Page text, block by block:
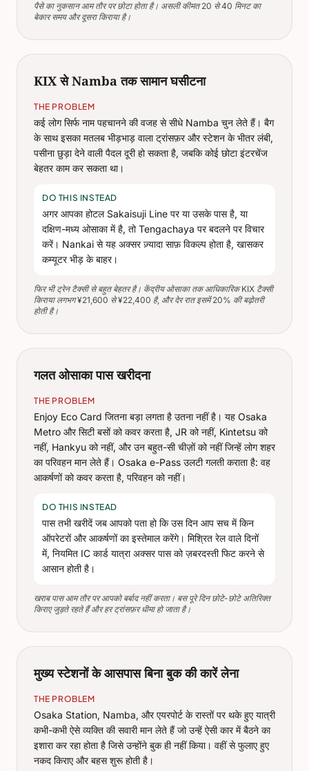
पैसे का नुकसान आम तौर पर छोटा होता है। असली कीमत 20 से 40 मिनट का
बेकार समय और दूसरा किराया है।
KIX से Namba तक सामान घसीटना
THE PROBLEM
कई लोग सिर्फ नाम पहचानने की वजह से सीधे Namba चुन लेते हैं। बैग
के साथ इसका मतलब भीड़भाड़ वाला ट्रांसफ़र और स्टेशन के भीतर लंबी,
पसीना छुड़ा देने वाली पैदल दूरी हो सकता है, जबकि कोई छोटा इंटरचेंज
बेहतर काम कर सकता था।
DO THIS INSTEAD
अगर आपका होटल Sakaisuji Line पर या उसके पास है, या
दक्षिण-मध्य ओसाका में है, तो Tengachaya पर बदलने पर विचार
करें। Nankai से यह अक्सर ज़्यादा साफ़ विकल्प होता है, खासकर
कम्यूटर भीड़ के बाहर।
फिर भी ट्रेन टैक्सी से बहुत बेहतर है। केंद्रीय ओसाका तक आधिकारिक KIX टैक्सी
किराया लगभग ¥21,600 से ¥22,400 है, और देर रात इसमें 20% की बढ़ोतरी
होती है।
गलत ओसाका पास खरीदना
THE PROBLEM
Enjoy Eco Card जितना बड़ा लगता है उतना नहीं है। यह Osaka
Metro और सिटी बसों को कवर करता है, JR को नहीं, Kintetsu को
नहीं, Hankyu को नहीं, और उन बहुत-सी चीज़ों को नहीं जिन्हें लोग शहर
का परिवहन मान लेते हैं। Osaka e-Pass उलटी गलती कराता है: वह
आकर्षणों को कवर करता है, परिवहन को नहीं।
DO THIS INSTEAD
पास तभी खरीदें जब आपको पता हो कि उस दिन आप सच में किन
ऑपरेटरों और आकर्षणों का इस्तेमाल करेंगे। मिश्रित रेल वाले दिनों
में, नियमित IC कार्ड यात्रा अक्सर पास को ज़बरदस्ती फिट करने से
आसान होती है।
खराब पास आम तौर पर आपको बर्बाद नहीं करता। बस पूरे दिन छोटे-छोटे अतिरिक्त
किराए जुड़ते रहते हैं और हर ट्रांसफ़र धीमा हो जाता है।
मुख्य स्टेशनों के आसपास बिना बुक की कारें लेना
THE PROBLEM
Osaka Station, Namba, और एयरपोर्ट के रास्तों पर थके हुए यात्री
कभी-कभी ऐसे व्यक्ति की सवारी मान लेते हैं जो उन्हें ऐसी कार में बैठने का
इशारा कर रहा होता है जिसे उन्होंने बुक ही नहीं किया। वहीं से फुलाए हुए
नकद किराए और बहस शुरू होती है।